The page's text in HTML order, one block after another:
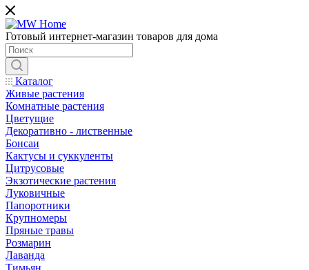
Готовый интернет-магазин товаров для дома
Каталог
Живые растения
Комнатные растения
Цветущие
Декоративно - лиственные
Бонсаи
Кактусы и суккуленты
Цитрусовые
Экзотические растения
Луковичные
Папоротники
Крупномеры
Пряные травы
Розмарин
Лаванда
Тимьян